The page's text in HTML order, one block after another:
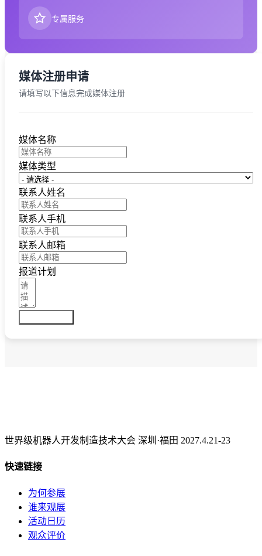
专属服务
媒体注册申请
请填写以下信息完成媒体注册
媒体名称
媒体类型
联系人姓名
联系人手机
联系人邮箱
报道计划
世界级机器人开发制造技术大会 深圳·福田 2027.4.21-23
快速链接
为何参展
谁来观展
活动日历
观众评价